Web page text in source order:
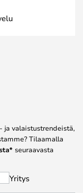
ja valaistustrendeistä,
Tilaamalla
seuraavasta
Yritys